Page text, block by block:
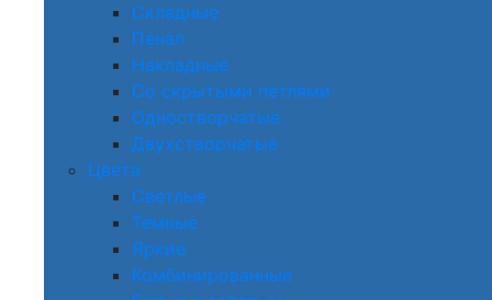
Складные
Пенал
Накладные
Со скрытыми петлями
Одностворчатые
Двухстворчатые
Цвета
Светлые
Темные
Яркие
Комбинированные